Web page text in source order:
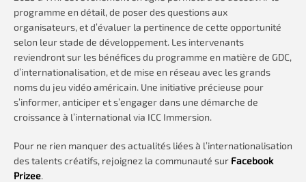
programme en détail, de poser des questions aux
organisateurs, et d’évaluer la pertinence de cette opportunité
selon leur stade de développement. Les intervenants
reviendront sur les bénéfices du programme en matière de GDC,
d’internationalisation, et de mise en réseau avec les grands
noms du jeu vidéo américain. Une initiative précieuse pour
s’informer, anticiper et s’engager dans une démarche de
croissance à l’international via ICC Immersion.
Pour ne rien manquer des actualités liées à l’internationalisation
des talents créatifs, rejoignez la communauté sur Facebook
Prizee.